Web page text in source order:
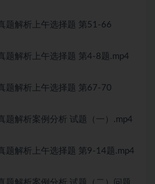
题解析上午选择题 第51-66
题解析上午选择题 第4-8题.mp4
题解析上午选择题 第67-70
题解析案例分析 试题（一）.mp4
题解析上午选择题 第9-14题.mp4